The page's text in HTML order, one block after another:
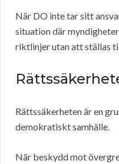
När DO inte tar sitt
situation där
riktlinjer utan att ställas
Rättssäkerheten är en
demokratiskt samhälle.
När beskydd mot